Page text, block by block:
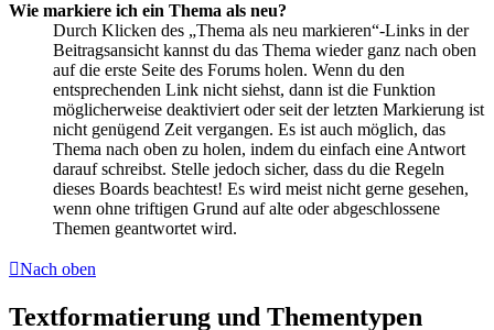
Wie markiere ich ein Thema als neu?
Durch Klicken des „Thema als neu markieren“-Links in der
Beitragsansicht kannst du das Thema wieder ganz nach oben
auf die erste Seite des Forums holen. Wenn du den
entsprechenden Link nicht siehst, dann ist die Funktion
möglicherweise deaktiviert oder seit der letzten Markierung ist
nicht genügend Zeit vergangen. Es ist auch möglich, das
Thema nach oben zu holen, indem du einfach eine Antwort
darauf schreibst. Stelle jedoch sicher, dass du die Regeln
dieses Boards beachtest! Es wird meist nicht gerne gesehen,
wenn ohne triftigen Grund auf alte oder abgeschlossene
Themen geantwortet wird.
Nach oben
Textformatierung und Thementypen